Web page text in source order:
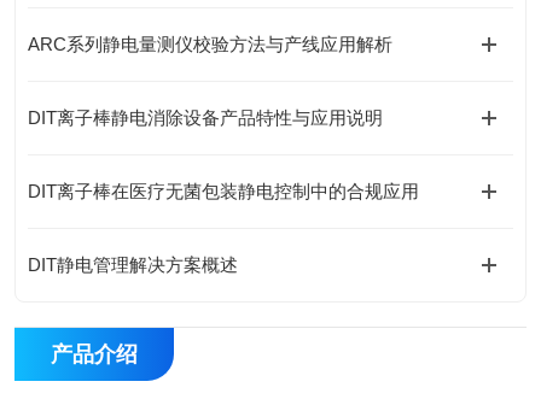
ARC系列静电量测仪校验方法与产线应用解析
DIT离子棒静电消除设备产品特性与应用说明
DIT离子棒在医疗无菌包装静电控制中的合规应用
DIT静电管理解决方案概述
产品介绍